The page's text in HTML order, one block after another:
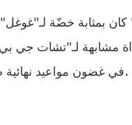
بمثابة خضّة لـ"غوغل"
مشابهة لـ"تشات جي
في غضون مواعيد نهائية ضيقة.